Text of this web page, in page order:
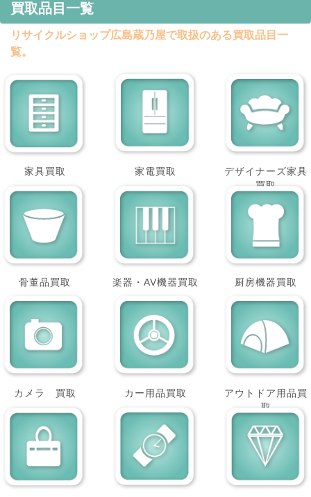
買取品目一覧
リサイクルショップ広島蔵乃屋で取扱のある買取品目一
覧。
家具買取 家電買取
デザイナーズ家具
買取
骨董品買取 楽器・AV機器買取 厨房機器買取
カメラ 買取 カー用品買取
アウトドア用品買
取